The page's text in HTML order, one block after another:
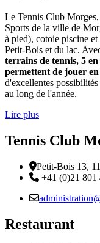
Le Tennis Club Morges,
Sports de la ville de
à pied), cotoie piscine
Petit-Bois et du lac.
terrains de tennis, 5
permettent de jouer
d'excellentes
au long de l'année.
Lire plus
Tennis Club
Adresse
Petit-Bois 13,
+41 (0)21 801
Email :
Restaurant